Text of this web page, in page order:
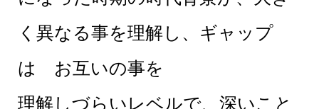
く異なる事を理解し、ギャップ
は お互いの事を
理解しづらいレベルで、深いこと